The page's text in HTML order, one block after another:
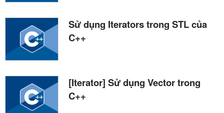
Sử dụng Iterators trong STL của
C++
[Iterator] Sử dụng Vector trong
C++